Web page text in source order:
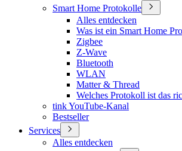
Smart Home Protokolle
Alles entdecken
Was ist ein Smart Home
Zigbee
Z-Wave
Bluetooth
WLAN
Matter & Thread
Welches Protokoll ist das
tink YouTube-Kanal
Bestseller
Services
Alles entdecken